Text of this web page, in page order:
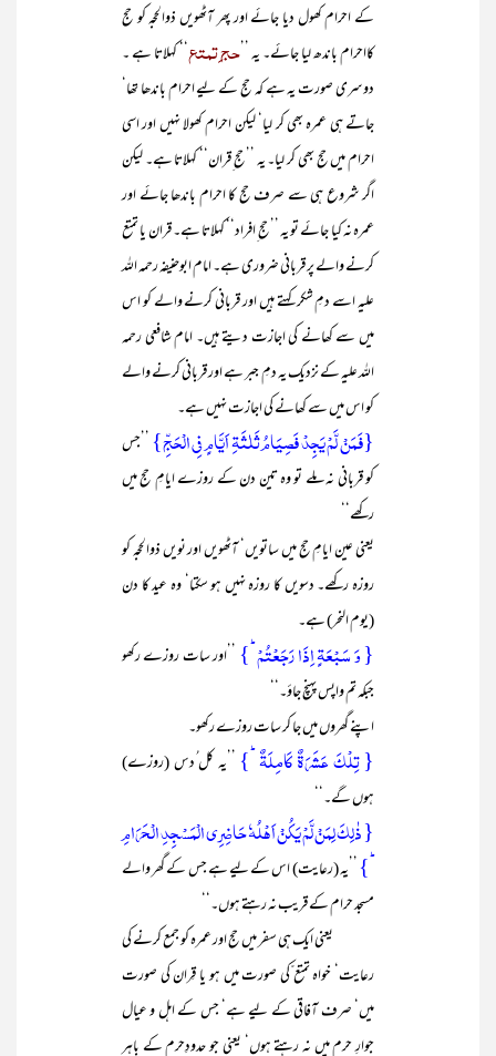
کے احرام کھول دیا جائے اور پھر آٹھویں ذوالحجہ کو حج
کااحرام باندھ لیا جائے۔ یہ ’’ حج ِتمتع ‘‘ کہلاتا ہے ۔
دوسری صورت یہ ہے کہ حج کے لیے احرام باندھا تھا‘
جاتے ہی عمرہ بھی کر لیا‘ لیکن احرام کھولا نہیں اور اسی
احرام میں حج بھی کر لیا۔ یہ ’’حج ِقران‘‘ کہلاتا ہے۔ لیکن
اگر شروع ہی سے صرف حج کا احرام باندھا جائے اور
عمرہ نہ کیا جائے تو یہ ’’حج ِافراد‘‘ کہلاتا ہے۔ قران یا تمتع
کرنے والے پر قربانی ضروری ہے۔ امام ابوحنیفہ رحمہ اللہ
علیہ اسے دمِ شکر کہتے ہیں اور قربانی کرنے والے کو اس
میں سے کھانے کی اجازت دیتے ہیں۔ امام شافعی رحمہ
اللہ علیہ کے نزدیک یہ دمِ جبر ہے اور قربانی کرنے والے
کو اس میں سے کھانے کی اجازت نہیں ہے۔
{فَمَنۡ لَّمۡ یَجِدۡ فَصِیَامُ ثَلٰثَۃِ اَیَّامٍ فِی الۡحَجِّ} ’’جس
کو قربانی نہ ملے تو وہ تین دن کے روزے ایامِ حج میں
رکھے‘‘
یعنی عین ایامِ حج میں ساتویں‘ آٹھویں اور نویں ذوالحجہ کو
روزہ رکھے۔ دسویں کا روزہ نہیں ہو سکتا‘ وہ عید کا دن
(یوم النحر) ہے۔
{ وَ سَبۡعَۃٍ اِذَا رَجَعۡتُمۡ ؕ} ’’اور سات روزے رکھو
جبکہ تم واپس پہنچ جاؤ۔‘‘
اپنے گھروں میں جا کر سات روزے رکھو۔
{ تِلۡکَ عَشَرَۃٌ کَامِلَۃٌ ؕ} ’’یہ کل ُدس (روزے)
ہوں گے۔‘‘
{ ذٰلِکَ لِمَنۡ لَّمۡ یَکُنۡ اَہۡلُہٗ حَاضِرِی الۡمَسۡجِدِ الۡحَرَامِ
ؕ} ’’یہ (رعایت) اس کے لیے ہے جس کے گھر والے
مسجد حرام کے قریب نہ رہتے ہوں۔‘‘
یعنی ایک ہی سفر میں حج اور عمرہ کو جمع کرنے کی
رعایت‘ خواہ تمتع ّکی صورت میں ہو یا قِران کی صورت
میں‘ صرف آفاقی کے لیے ہے‘ جس کے اہل و عیال
جوارِ حرم میں نہ رہتے ہوں‘ یعنی جو حدودِحرم کے باہر